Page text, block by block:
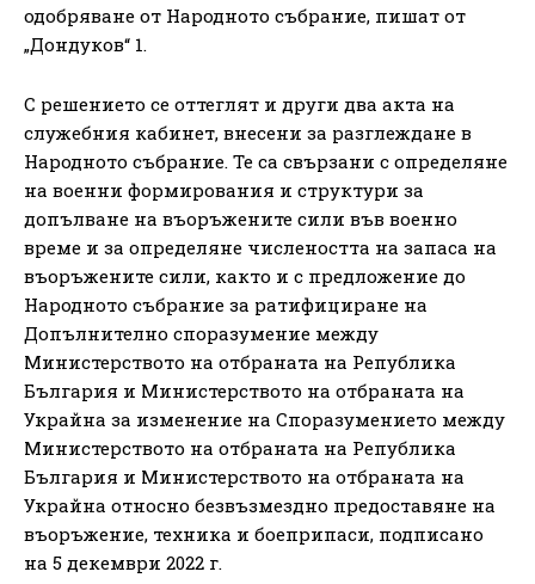
одобряване от Народното събрание, пишат от
„Дондуков“ 1.
С решението се оттеглят и други два акта на
служебния кабинет, внесени за разглеждане в
Народното събрание. Те са свързани с определяне
на военни формирования и структури за
допълване на въоръжените сили във военно
време и за определяне числеността на запаса на
въоръжените сили, както и с предложение до
Народното събрание за ратифициране на
Допълнително споразумение между
Министерството на отбраната на Република
България и Министерството на отбраната на
Украйна за изменение на Споразумението между
Министерството на отбраната на Република
България и Министерството на отбраната на
Украйна относно безвъзмездно предоставяне на
въоръжение, техника и боеприпаси, подписано
на 5 декември 2022 г.